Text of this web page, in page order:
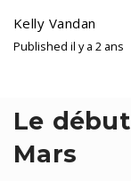
Kelly Vandan
Published il y a 2 ans
Le
Mars